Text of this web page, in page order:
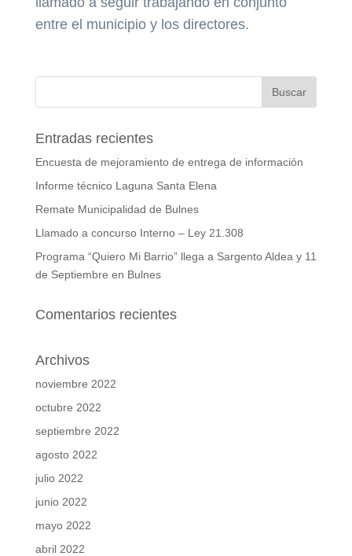
entre el municipio y los directores.
Entradas recientes
Encuesta de mejoramiento de entrega de información
Informe técnico Laguna Santa Elena
Remate Municipalidad de Bulnes
Llamado a concurso Interno – Ley 21.308
Programa “Quiero Mi Barrio” llega a Sargento Aldea y 11
de Septiembre en Bulnes
Comentarios recientes
Archivos
noviembre 2022
octubre 2022
septiembre 2022
agosto 2022
julio 2022
junio 2022
mayo 2022
abril 2022